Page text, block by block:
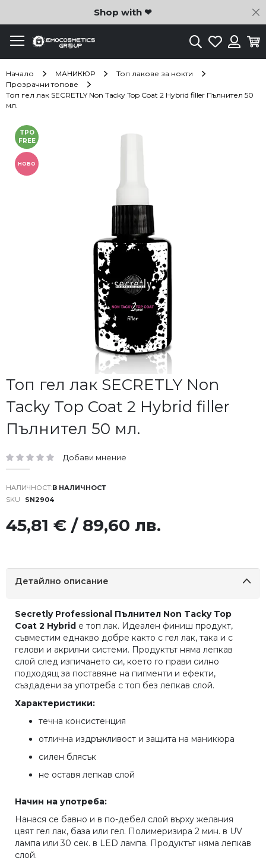
Shop with ❤
ТърсенеЛюбими
Начало МАНИКЮР
Топ лакове за нокти
Прозрачни топове
Топ гел лак SECRETLY Non Tacky Top Coat 2 Hybrid filler Пълнител 50
мл.
Топ гел лак SECRETLY Non
Tacky Top Coat 2 Hybrid filler
Пълнител 50 мл.
рейтинг: Добави мнение
В НАЛИЧНОСТ
SKU
SN2904
45,81 € / 89,60 лв.
TPO
FREE
НОВО
Преминете
към
края
на
галерията
Преминете
към
началото
на
галерия
Детайлно описание
Secretly Professional Пълнител Non Tacky Top
Coat 2 Hybrid е топ лак. Идеален финиш продукт,
съвместим еднакво добре както с гел лак, така и с
гелови и акрилни системи. Продуктът няма лепкав
слой след изпичането си, което го прави силно
подходящ за поставяне на пигменти и ефекти,
създадени за употреба с топ без лепкав слой.
Характеристики:
течна консистенция
отлична издръжливост и защита на маникюра
силен блясък
не оставя лепкав слой
Начин на употреба:
Нанася се бавно и в по-дебел слой върху желания
цвят гел лак, база или гел. Полимеризира 2 мин. в UV
лампа или 30 сек. в LED лампа. Продуктът няма лепкав
слой.